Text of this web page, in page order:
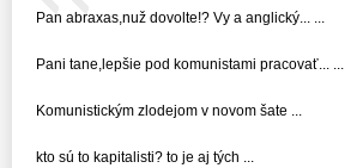
Pan abraxas,nuž dovolte!? Vy a anglický... ...
Pani tane,lepšie pod komunistami pracovať... ...
Komunistickým zlodejom v novom šate ...
kto sú to kapitalisti? to je aj tých ...